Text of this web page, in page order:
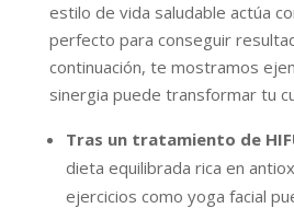
estilo de vida saludable actúa
perfecto para conseguir
continuación, te mostramos
sinergia puede transformar tu
Tras un tratamiento de
dieta equilibrada rica en
ejercicios como yoga facial